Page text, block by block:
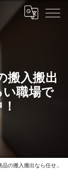
搬入搬出
職場で
ください！明るい職場ですスタッフ募集中！